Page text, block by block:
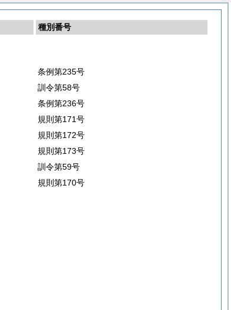
種別番号
条例第235号
訓令第58号
条例第236号
規則第171号
規則第172号
規則第173号
訓令第59号
規則第170号